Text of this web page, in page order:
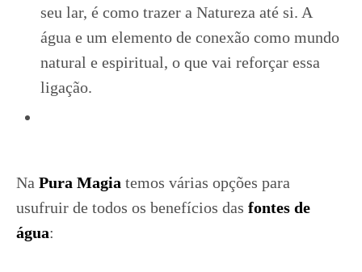
seu lar, é como trazer a Natureza até si. A
água e um elemento de conexão como mundo
natural e espiritual, o que vai reforçar essa
ligação.
Na Pura Magia temos várias opções para
usufruir de todos os benefícios das fontes de
água: